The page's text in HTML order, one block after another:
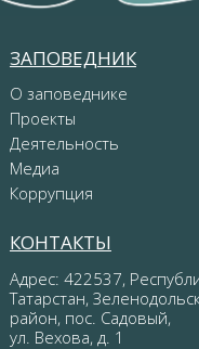
ЗАПОВЕДНИК
О заповеднике
Проекты
Деятельность
Медиа
Коррупция
КОНТАКТЫ
Адрес: 422537,
Татарстан,
район, пос. Садовый,
ул. Вехова, д. 1